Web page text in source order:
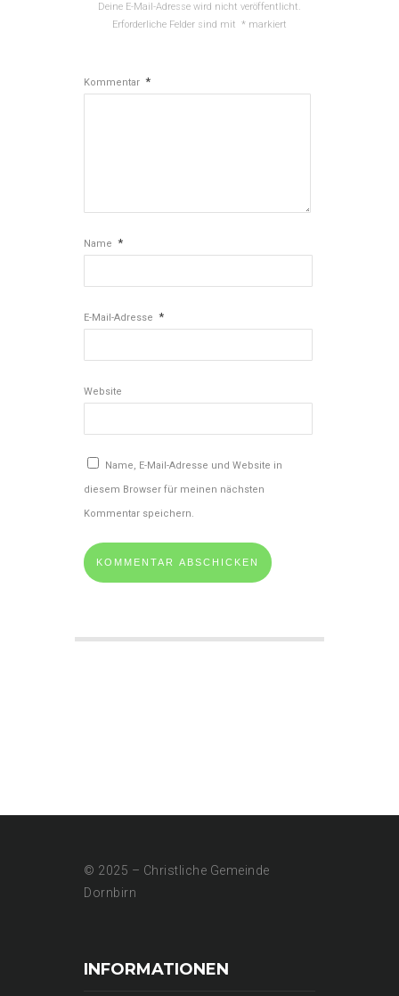
Deine E-Mail-Adresse wird nicht veröffentlicht.
Erforderliche Felder sind mit * markiert
Kommentar *
Name *
E-Mail-Adresse *
Website
Name, E-Mail-Adresse und Website in
diesem Browser für meinen nächsten
Kommentar speichern.
© 2025 – Christliche Gemeinde
Dornbirn
INFORMATIONEN